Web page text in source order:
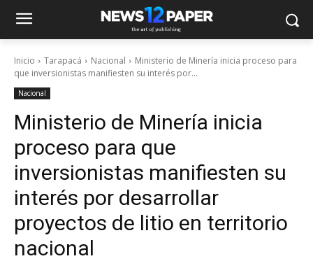
Inicio Tarapacá Nacional
Ministerio de Minería inicia proceso para
que inversionistas manifiesten su interés por...
Nacional
Ministerio de Minería inicia
proceso para que
inversionistas manifiesten su
interés por desarrollar
proyectos de litio en territorio
nacional